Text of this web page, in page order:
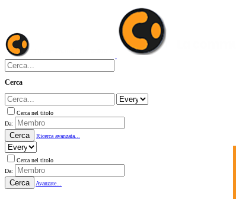
Cerca
Cerca nel titolo
Da:
Cerca Ricerca avanzata...
Cerca nel titolo
Da:
Cerca Avanzate...